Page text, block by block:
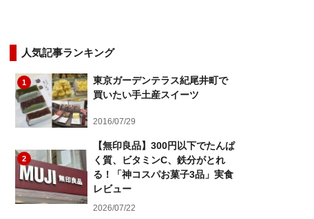
人気記事ランキング
1
東京ガーデンテラス紀尾井町で
買いたい手土産スイーツ
2016/07/29
2
【無印良品】300円以下でたんぱ
く質、ビタミンC、鉄分がとれ
る！「神コスパお菓子3品」実食
レビュー
2026/07/22